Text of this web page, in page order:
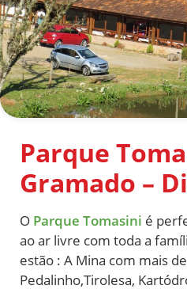
Parque
Gramado –
O Parque Tomasini é
ao ar livre com toda a
estão : A Mina com mais
Pedalinho,Tirolesa,